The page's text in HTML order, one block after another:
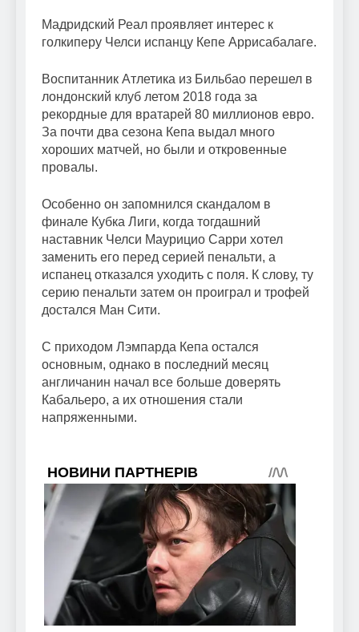
Мадридский Реал проявляет интерес к
голкиперу Челси испанцу Кепе Аррисабалаге.
Воспитанник Атлетика из Бильбао перешел в
лондонский клуб летом 2018 года за
рекордные для вратарей 80 миллионов евро.
За почти два сезона Кепа выдал много
хороших матчей, но были и откровенные
провалы.
Особенно он запомнился скандалом в
финале Кубка Лиги, когда тогдашний
наставник Челси Маурицио Сарри хотел
заменить его перед серией пенальти, а
испанец отказался уходить с поля. К слову, ту
серию пенальти затем он проиграл и трофей
достался Ман Сити.
С приходом Лэмпарда Кепа остался
основным, однако в последний месяц
англичанин начал все больше доверять
Кабальеро, а их отношения стали
напряженными.